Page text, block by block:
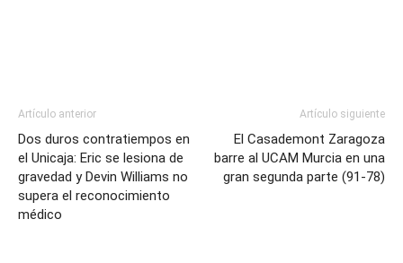
Artículo anterior
Dos duros contratiempos en
el Unicaja: Eric se lesiona de
gravedad y Devin Williams no
supera el reconocimiento
médico
Artículo siguiente
El Casademont Zaragoza
barre al UCAM Murcia en una
gran segunda parte (91-78)